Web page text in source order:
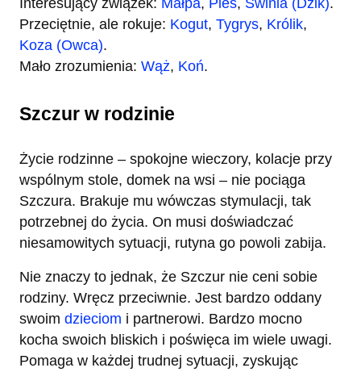
Interesujący związek: Małpa, Pies, Świnia (Dzik).
Przeciętnie, ale rokuje: Kogut, Tygrys, Królik,
Koza (Owca).
Mało zrozumienia: Wąż, Koń.
Szczur w rodzinie
Życie rodzinne – spokojne wieczory, kolacje przy
wspólnym stole, domek na wsi – nie pociąga
Szczura. Brakuje mu wówczas stymulacji, tak
potrzebnej do życia. On musi doświadczać
niesamowitych sytuacji, rutyna go powoli zabija.
Nie znaczy to jednak, że Szczur nie ceni sobie
rodziny. Wręcz przeciwnie. Jest bardzo oddany
swoim dzieciom i partnerowi. Bardzo mocno
kocha swoich bliskich i poświęca im wiele uwagi.
Pomaga w każdej trudnej sytuacji, zyskując